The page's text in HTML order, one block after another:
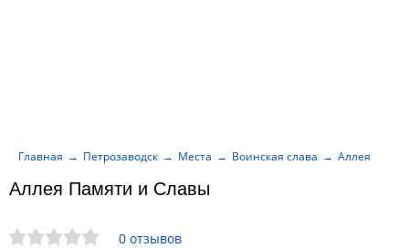
0 отзывов
Аллея Памяти и Славы
Главная Петрозаводск Места Воинская слава Аллея